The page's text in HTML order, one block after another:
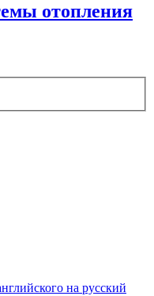
отопления
на русский